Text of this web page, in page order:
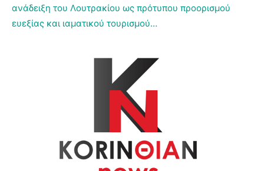
ανάδειξη του Λουτρακίου ως πρότυπου προορισμού
ευεξίας και ιαματικού τουρισμού…